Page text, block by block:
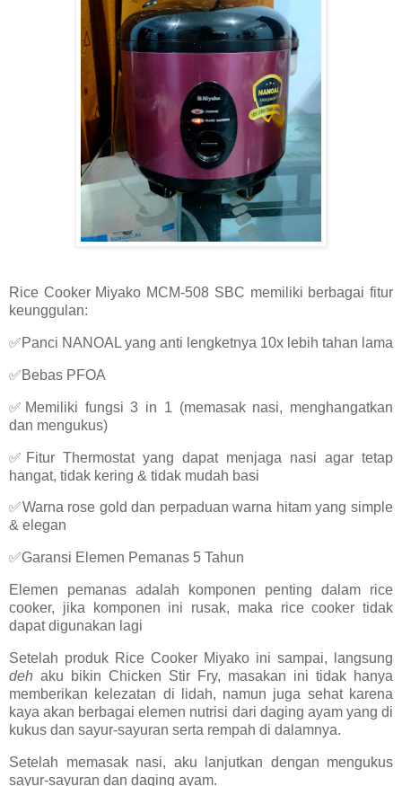
Rice Cooker Miyako MCM-508 SBC memiliki berbagai fitur
keunggulan:
✅Panci NANOAL yang anti lengketnya 10x lebih tahan lama
✅Bebas PFOA
✅Memiliki fungsi 3 in 1 (memasak nasi, menghangatkan
dan mengukus)
✅Fitur Thermostat yang dapat menjaga nasi agar tetap
hangat, tidak kering & tidak mudah basi
✅Warna rose gold dan perpaduan warna hitam yang simple
& elegan
✅Garansi Elemen Pemanas 5 Tahun
Elemen pemanas adalah komponen penting dalam rice
cooker, jika komponen ini rusak, maka rice cooker tidak
dapat digunakan lagi
Setelah produk Rice Cooker Miyako ini sampai, langsung
deh aku bikin Chicken Stir Fry, masakan ini tidak hanya
memberikan kelezatan di lidah, namun juga sehat karena
kaya akan berbagai elemen nutrisi dari daging ayam yang di
kukus dan sayur-sayuran serta rempah di dalamnya.
Setelah memasak nasi, aku lanjutkan dengan mengukus
sayur-sayuran dan daging ayam.